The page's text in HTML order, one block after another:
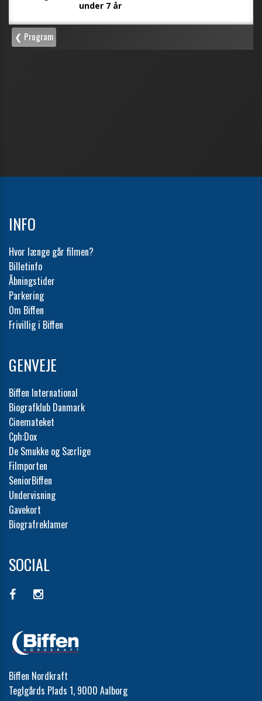
INFO
Hvor længe går filmen?
Billetinfo
Åbningstider
Parkering
Om Biffen
Frivillig i Biffen
GENVEJE
Biffen International
Biografklub Danmark
Cinemateket
Cph:Dox
De Smukke og Særlige
Filmporten
SeniorBiffen
Undervisning
Gavekort
Biografreklamer
SOCIAL
Biffen Nordkraft
Teglgårds Plads 1, 9000 Aalborg